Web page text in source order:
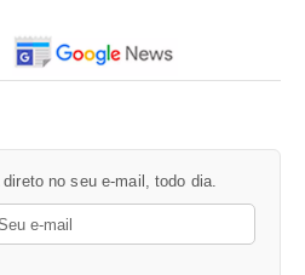
direto no seu e-mail, todo dia.